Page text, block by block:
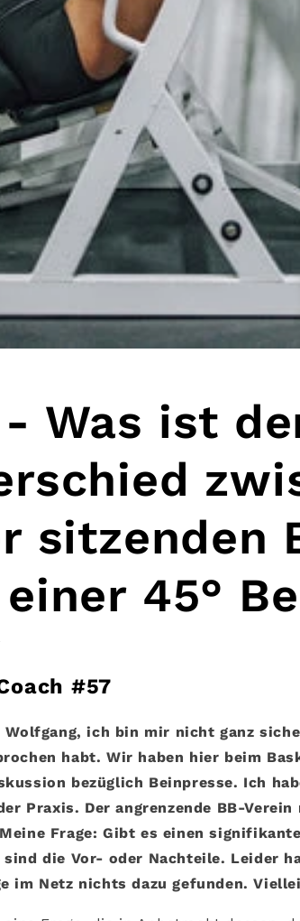
Was ist
sitzenden
45°
#57
Wolfgang, ich bin mir nicht ganz
habt. Wir haben hier beim
bezüglich Beinpresse. Ich
Praxis. Der angrenzende BB-
Meine Frage: Gibt es einen
sind die Vor- oder Nachteile. Leider
im Netz nichts dazu gefunden.